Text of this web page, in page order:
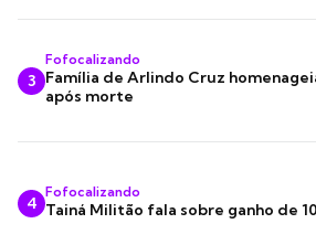
3
Fofocalizando
Família de Arlindo Cruz
após morte
4
Fofocalizando
Tainá Militão fala sobre ganho de